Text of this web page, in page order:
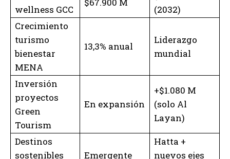
wellness GCC
$67.900 M
(2032)
Crecimiento
turismo
bienestar
MENA
13,3% anual
Liderazgo
mundial
Inversión
proyectos
Green
Tourism
En expansión
+$1.080 M
(solo Al
Layan)
Destinos
sostenibles
Emergente
Hatta +
nuevos ejes